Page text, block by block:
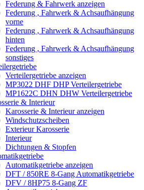
Federung & Fahrwerk anzeigen
Federung , Fahrwerk & Achsaufhängung
vorne
Federung , Fahrwerk & Achsaufhängung
hinten
Federung , Fahrwerk & Achsaufhängung
sonstiges
Verteilergetriebe anzeigen
MP3022 DHF DHP Verteilergetriebe
MP1622C DHN DHW Verteilergetriebe
& Interieur
Karosserie & Interieur anzeigen
Windschutzscheiben
Exterieur Karosserie
Interieur
Dichtungen & Stopfen
Automatikgetriebe anzeigen
DFT / 850RE 8-Gang Automatikgetriebe
DFV / 8HP75 8-Gang ZF